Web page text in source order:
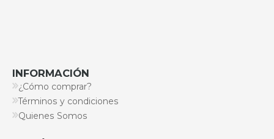
INFORMACIÓN
¿Cómo comprar?
Términos y condiciones
Quienes Somos